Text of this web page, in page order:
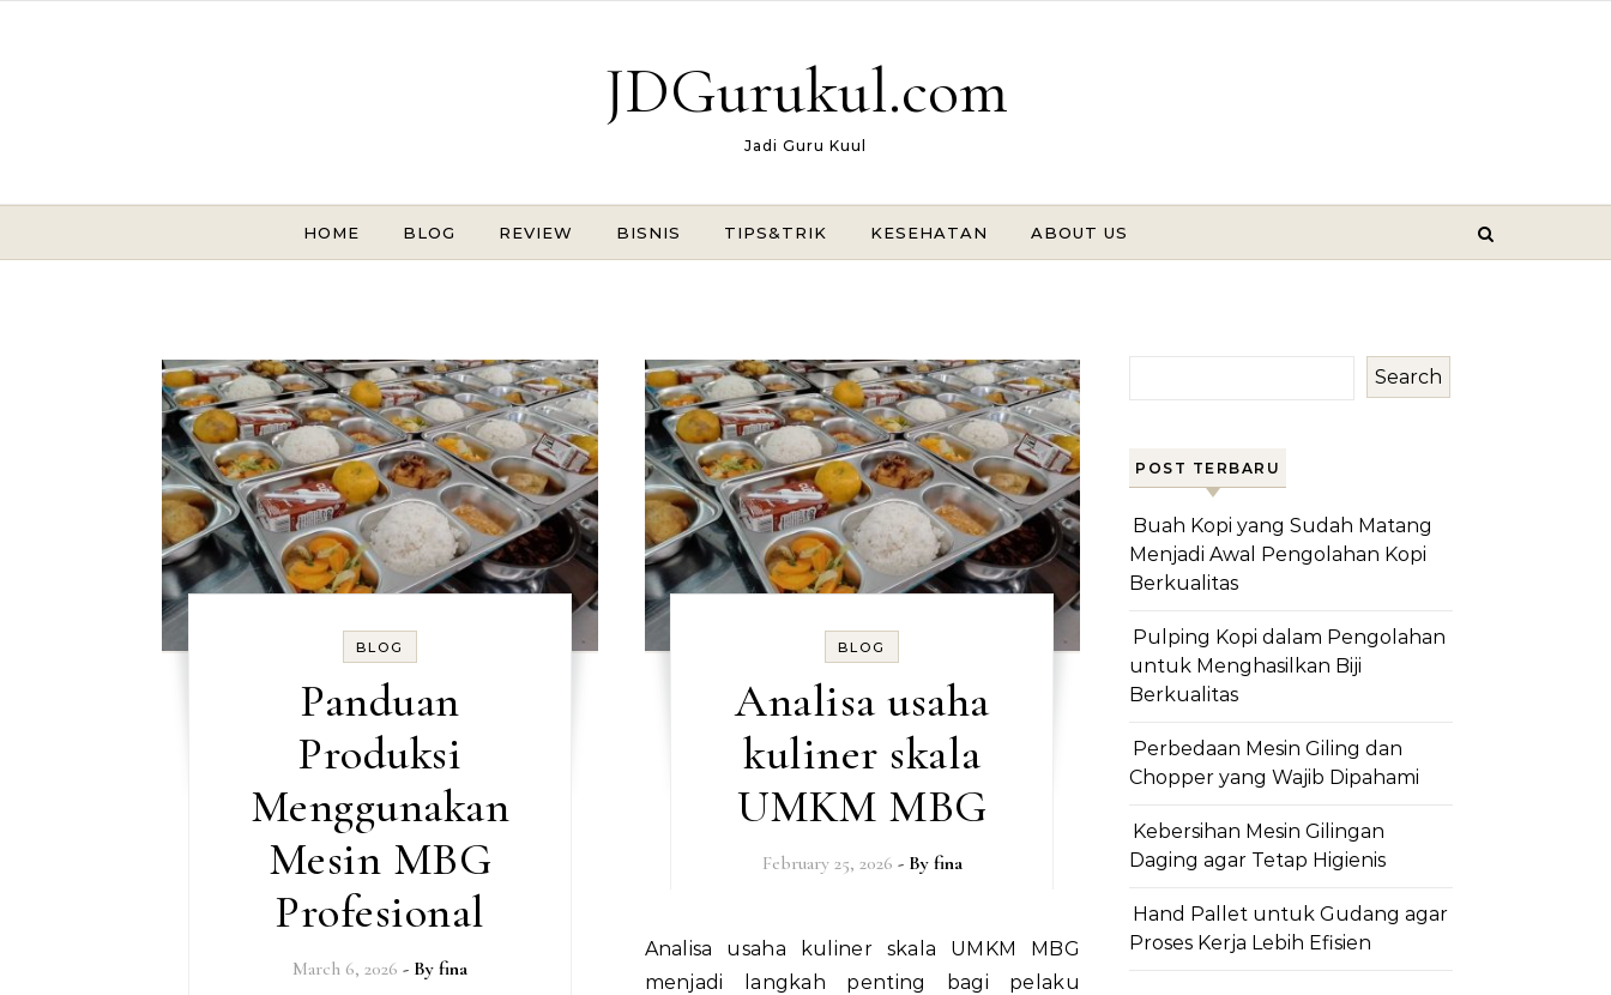
JDGurukul.com
Jadi Guru Kuul
HOME BLOG REVIEW BISNIS TIPS&TRIK KESEHATAN ABOUT US
BLOG
Panduan
Produksi
Menggunakan
Mesin MBG
Profesional
March 6, 2026 - By fina
BLOG
Analisa usaha
kuliner skala
UMKM MBG
February 25, 2026 - By fina
Analisa usaha kuliner skala UMKM MBG
menjadi langkah penting bagi pelaku
Search
POST TERBARU
Buah Kopi yang Sudah Matang
Menjadi Awal Pengolahan Kopi
Berkualitas
Pulping Kopi dalam Pengolahan
untuk Menghasilkan Biji
Berkualitas
Perbedaan Mesin Giling dan
Chopper yang Wajib Dipahami
Kebersihan Mesin Gilingan
Daging agar Tetap Higienis
Hand Pallet untuk Gudang agar
Proses Kerja Lebih Efisien